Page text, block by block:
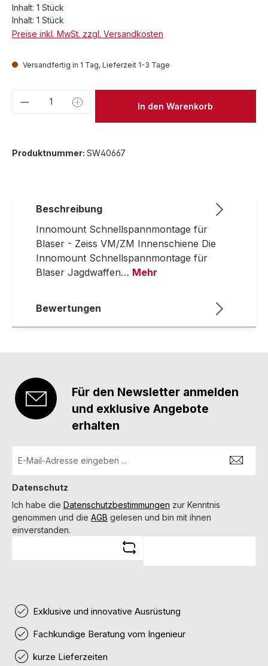
Inhalt: 1 Stück
Inhalt: 1 Stück
Preise inkl. MwSt. zzgl. Versandkosten
Versandfertig in 1 Tag, Lieferzeit 1-3 Tage
Produkt Anzahl: Gib denIn den Warenkorb
Produktnummer: SW40667
Beschreibung
Innomount Schnellspannmontage für
Blaser - Zeiss VM/ZM Innenschiene Die
Innomount Schnellspannmontage für
Blaser Jagdwaffen… Mehr
Bewertungen
Für den Newsletter anmelden
und exklusive Angebote
erhalten
Datenschutz
Ich habe die Datenschutzbestimmungen zur Kenntnis
genommen und die AGB gelesen und bin mit ihnen
einverstanden.
Exklusive und innovative Ausrüstung
Fachkundige Beratung vom Ingenieur
kurze Lieferzeiten